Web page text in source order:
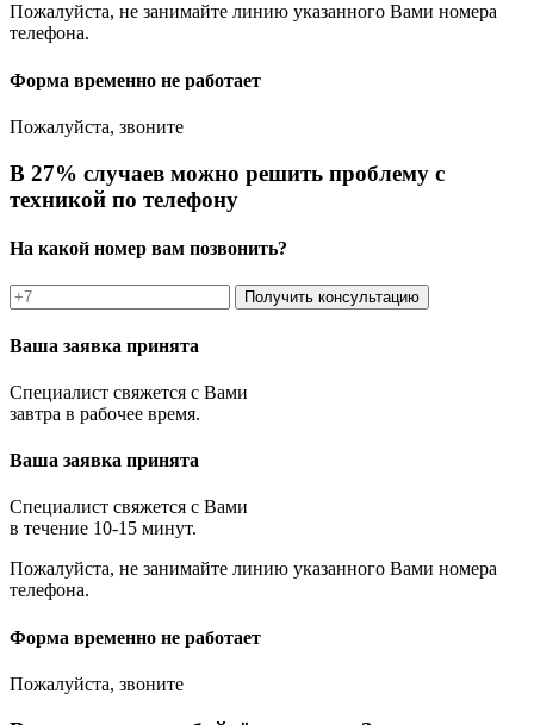
Пожалуйста, не занимайте линию указанного Вами номера
телефона.
Форма временно не работает
Пожалуйста, звоните
В 27% случаев можно решить проблему с
техникой по телефону
На какой номер вам позвонить?
Получить консультацию
Ваша заявка принята
Специалист свяжется с Вами
завтра в рабочее время.
Ваша заявка принята
Специалист свяжется с Вами
в течение 10-15 минут.
Пожалуйста, не занимайте линию указанного Вами номера
телефона.
Форма временно не работает
Пожалуйста, звоните